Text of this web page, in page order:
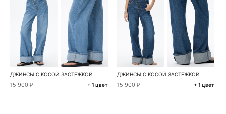
ДЖИНСЫ С КОСОЙ ЗАСТЕЖКОЙ
15 900 ₽ + 1 цвет
ДЖИНСЫ С КОСОЙ ЗАСТЕЖКОЙ
15 900 ₽ + 1 цвет